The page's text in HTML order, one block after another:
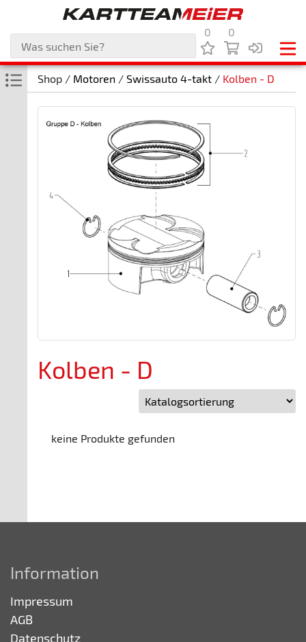
0 0
Shop / Motoren / Swissauto 4-takt / Kolben - D
Kolben - D
keine Produkte gefunden
Information
Impressum
AGB
Datenschutz